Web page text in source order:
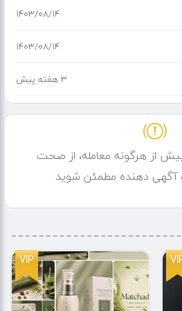
ناراحت هستند ولی این را بدانید که ما
دشمن شدیم تا از عزیزانمان حمایت
۱۴۰۳/۰۸/۱۴
۱۴۰۳/۰۸/۱۴
3 هفته پیش
از هرگونه معامله، از صحت
آگهی دهنده مطمئن شوید
VIP